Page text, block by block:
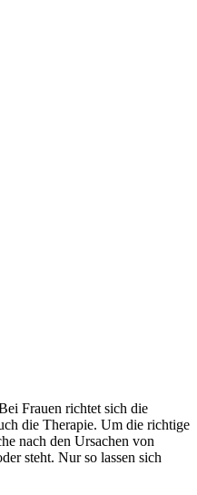
Frauen richtet sich die
die Therapie. Um die richtige
nach den Ursachen von
steht. Nur so lassen sich